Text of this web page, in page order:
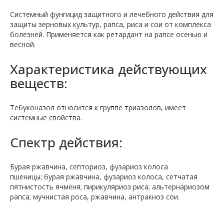
Системный фунгицид защитного и лечебного действия для
защиты зерновых культур, рапса, риса и сои от комплекса
болезней. Применяется как ретардант на рапсе осенью и
весной.
Характеристика действующих
веществ:
Тебуконазол относится к группе триазолов, имеет
системные свойства.
Спектр действия:
Бурая ржавчина, септориоз, фузариоз колоса
пшеницы; бурая ржавчина, фузариоз колоса, сетчатая
пятнистость ячменя; пирикуляриоз риса; альтернариозом
рапса; мучнистая роса, ржавчина, антракноз сои.